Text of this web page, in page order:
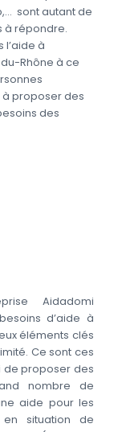
sont autant de
à répondre.
l’aide à
Rhône à ce
proposer des
des
Aidadomi
d’aide à
éléments clés
Ce sont ces
de proposer des
nombre de
aide pour les
situation de